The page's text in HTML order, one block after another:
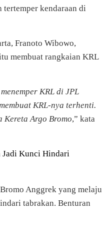
tertemper kendaraan di
Franoto Wibowo,
membuat rangkaian KRL
KRL di JPL
KRL-nya terhenti.
Kereta Argo Bromo,” kata
Jadi Kunci Hindari
Anggrek yang melaju
tabrakan. Benturan